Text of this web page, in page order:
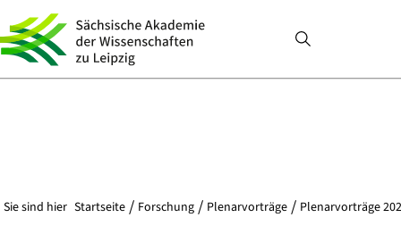
Sie sind hier Startseite Forschung Plenarvorträge Plenarvorträge